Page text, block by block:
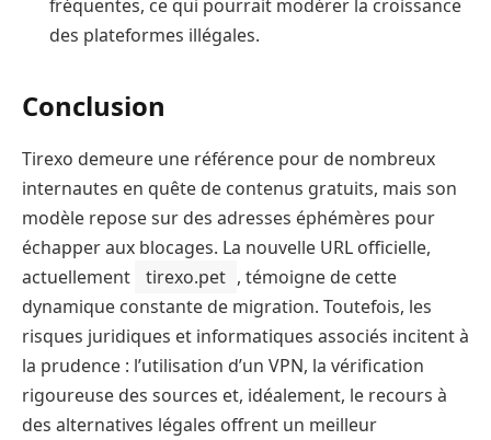
fréquentes, ce qui pourrait modérer la croissance
des plateformes illégales.
Conclusion
Tirexo demeure une référence pour de nombreux
internautes en quête de contenus gratuits, mais son
modèle repose sur des adresses éphémères pour
échapper aux blocages. La nouvelle URL officielle,
actuellement
tirexo.pet , témoigne de cette
dynamique constante de migration. Toutefois, les
risques juridiques et informatiques associés incitent à
la prudence : l’utilisation d’un VPN, la vérification
rigoureuse des sources et, idéalement, le recours à
des alternatives légales offrent un meilleur